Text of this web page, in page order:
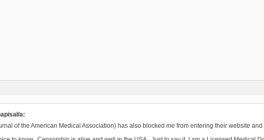
a:
of the American Medical Association) has also blocked me from entering their website